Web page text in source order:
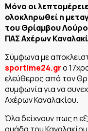
Μόνο οι
ολοκληρωθεί η
του Θρίαμβου
ΠΑΣ Αχέρων
Σύμφωνα με
sportime24.grο
ελεύθερος από τον
συμφωνία για να
Αχέρων Καναλακίου.
Όλα δείχνουν πως η